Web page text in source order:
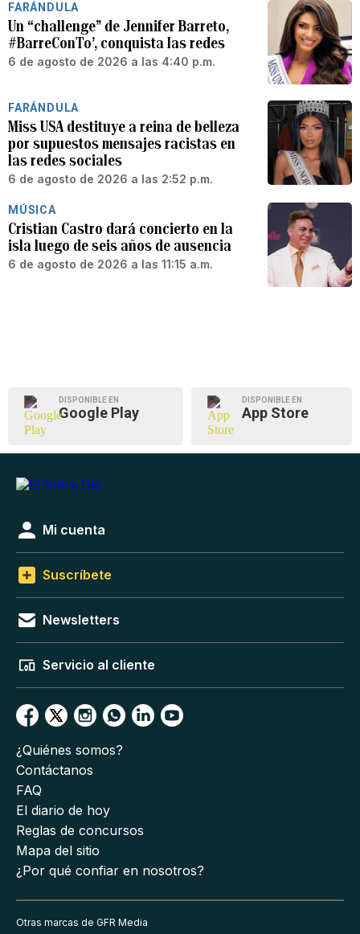
FARÁNDULA
Un “challenge” de Jennifer Barreto,
#BarreConTo’, conquista las redes
6 de agosto de 2026 a las 4:40 p.m.
FARÁNDULA
Miss USA destituye a reina de belleza
por supuestos mensajes racistas en
las redes sociales
6 de agosto de 2026 a las 2:52 p.m.
MÚSICA
Cristian Castro dará concierto en la
isla luego de seis años de ausencia
6 de agosto de 2026 a las 11:15 a.m.
DISPONIBLE EN
Google Play
DISPONIBLE EN
App Store
Mi cuenta
Suscríbete
Newsletters
Servicio al cliente
¿Quiénes somos?
Contáctanos
FAQ
El diario de hoy
Reglas de concursos
Mapa del sitio
¿Por qué confiar en nosotros?
Otras marcas de GFR Media